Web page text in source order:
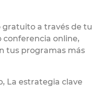
a través de tu
conferencia online,
tus programas más
La estrategia clave